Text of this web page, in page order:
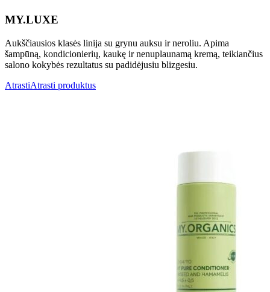
MY.LUXE
Aukščiausios klasės linija su grynu auksu ir neroliu. Apima
šampūną, kondicionierių, kaukę ir nenuplaunamą kremą, teikiančius
salono kokybės rezultatus su padidėjusiu blizgesiu.
AtrastiAtrasti produktus